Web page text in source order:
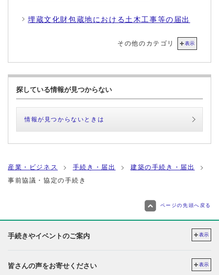
埋蔵文化財包蔵地における土木工事等の届出
その他のカテゴリ 表示
探している情報が見つからない
情報が見つからないときは
産業・ビジネス 手続き・届出
建築の手続き・届出
事前協議・協定の手続き
ページの先頭へ戻る
手続きやイベントのご案内 表示
皆さんの声をお寄せください 表示